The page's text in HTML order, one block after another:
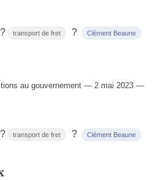
? transport de fret ? Clément Beaune
au gouvernement — 2 mai 2023 —
? transport de fret ? Clément Beaune